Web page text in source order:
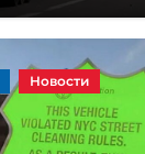
Новости